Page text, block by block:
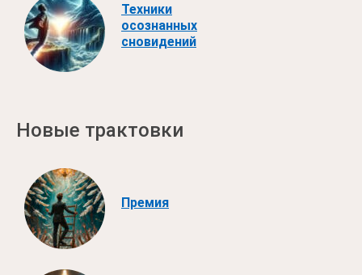
Техники
осознанных
сновидений
Новые трактовки
Премия